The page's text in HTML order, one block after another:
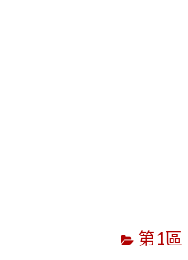
第1區